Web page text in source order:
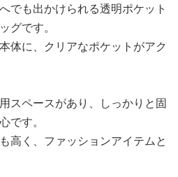
でも出かけられる透明ポケット
グです。
体に、クリアなポケットがアク
スペースがあり、しっかりと固
です。
高く、ファッションアイテムと